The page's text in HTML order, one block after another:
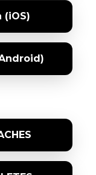
(iOS)